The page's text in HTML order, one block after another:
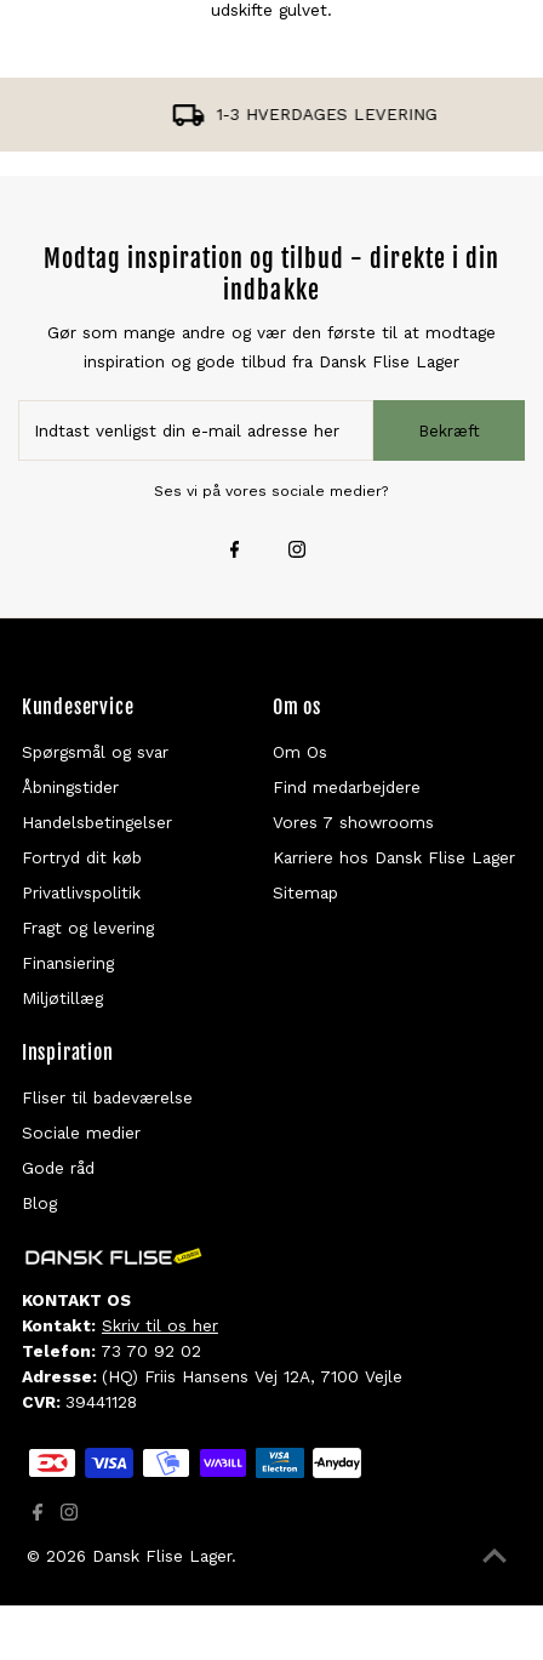
udskifte gulvet.
1-3 HVERDAGES LEVERING
Modtag inspiration og tilbud - direkte i din
indbakke
Gør som mange andre og vær den første til at modtage
inspiration og gode tilbud fra Dansk Flise Lager
Bekræft
Ses vi på vores sociale medier?
Kundeservice
Spørgsmål og svar
Åbningstider
Handelsbetingelser
Fortryd dit køb
Privatlivspolitik
Fragt og levering
Finansiering
Miljøtillæg
Om os
Om Os
Find medarbejdere
Vores 7 showrooms
Karriere hos Dansk Flise Lager
Sitemap
Inspiration
Fliser til badeværelse
Sociale medier
Gode råd
Blog
KONTAKT OS
Kontakt: Skriv til os her
Telefon: 73 70 92 02
Adresse: (HQ) Friis Hansens Vej 12A, 7100 Vejle
CVR: 39441128
© 2026 Dansk Flise Lager.